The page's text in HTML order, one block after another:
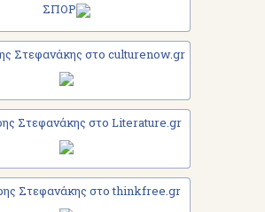
ΣΠΟΡ
Στεφανάκης στο culturenow.gr
Στεφανάκης στο Literature.gr
Στεφανάκης στο thinkfree.gr